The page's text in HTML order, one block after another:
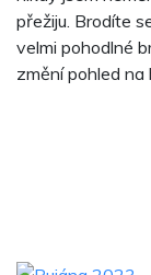
přežiju. Brodíte
velmi pohodlné
změní pohled na